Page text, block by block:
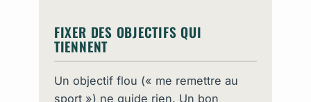
FIXER DES OBJECTIFS QUI
TIENNENT
Un objectif flou (« me remettre au
sport ») ne guide rien. Un bon